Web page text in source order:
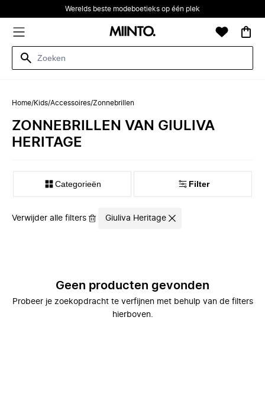
Werelds beste modeboetieks op één plek
Home/Kids/Accessoires/Zonnebrillen
ZONNEBRILLEN VAN GIULIVA
HERITAGE
Categorieën Filter
Verwijder alle filters Giuliva Heritage
Geen producten gevonden
Probeer je zoekopdracht te verfijnen met behulp van de filters
hierboven.